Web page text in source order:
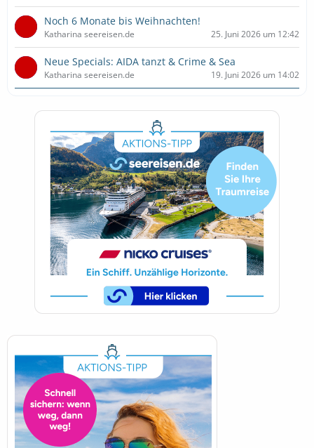
Noch 6 Monate bis Weihnachten!
Katharina seereisen.de 25. Juni 2026 um 12:42
Neue Specials: AIDA tanzt & Crime & Sea
Katharina seereisen.de 19. Juni 2026 um 14:02